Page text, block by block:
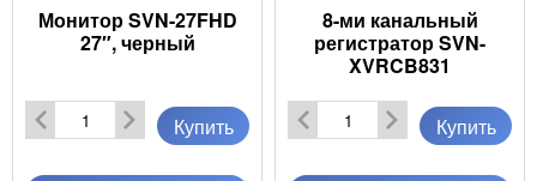
Монитор SVN-27FHD
27″, черный
Купить
8-ми канальный
регистратор SVN-
XVRCB831
Купить